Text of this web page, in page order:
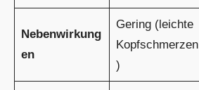
Nebenwirkung
en
Gering (leichte
Kopfschmerzen
)